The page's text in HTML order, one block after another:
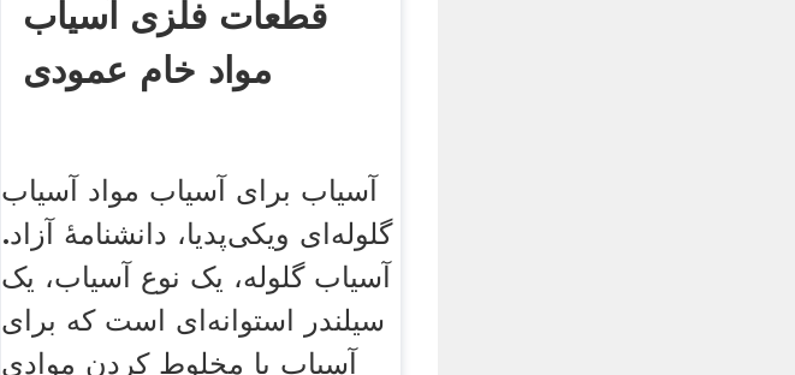
قطعات فلزی آسیاب
مواد خام عمودی
آسیاب برای آسیاب مواد آسیاب
گلوله‌ای ویکی‌پدیا، دانشنامهٔ آزاد.
آسیاب گلوله، یک نوع آسیاب، یک
سیلندر استوانه‌ای است که برای
آسیاب یا مخلوط کردن موادی